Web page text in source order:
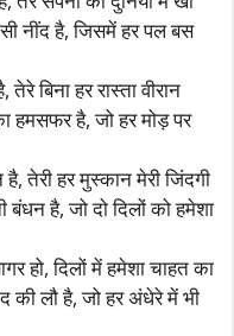
नींद है, जिसमें हर पल बस
बिना हर रास्ता वीरान
हमसफर है, जो हर मोड़ पर
तेरी हर मुस्कान मेरी जिंदगी
बंधन है, जो दो दिलों को हमेशा
हो, दिलों में हमेशा चाहत का
की लौ है, जो हर अंधेरे में भी